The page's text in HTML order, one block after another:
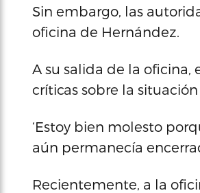
Sin embargo, las
oficina de Hernández.
A su salida de la
críticas sobre la
‘Estoy bien molesto
aún permanecía
Recientemente, a la